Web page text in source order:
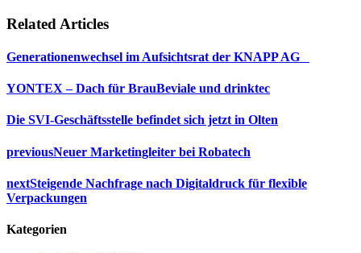
Related Articles
Generationenwechsel im Aufsichtsrat der KNAPP AG
YONTEX – Dach für BrauBeviale und drinktec
Die SVI-Geschäftsstelle befindet sich jetzt in Olten
previousNeuer Marketingleiter bei Robatech
nextSteigende Nachfrage nach Digitaldruck für flexible
Verpackungen
Kategorien